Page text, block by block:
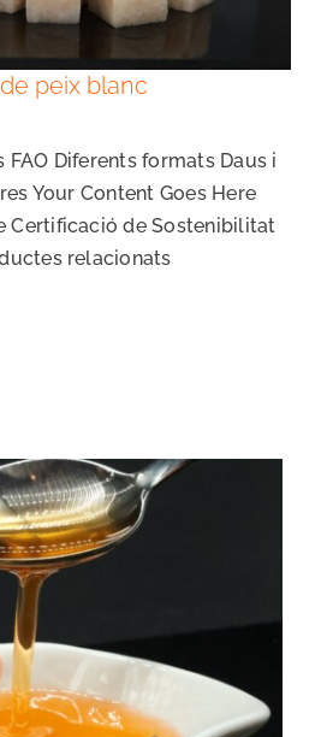
peix blanc
FAO Diferents formats Daus i
Your Content Goes Here
Certificació de Sostenibilitat
relacionats
peix blanc